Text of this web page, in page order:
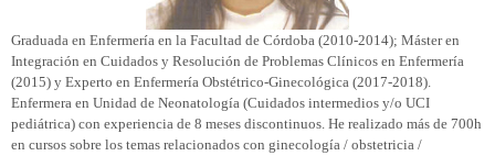
Graduada en Enfermería en la Facultad de Córdoba (2010-2014); Máster en
Integración en Cuidados y Resolución de Problemas Clínicos en Enfermería
(2015) y Experto en Enfermería Obstétrico-Ginecológica (2017-2018).
Enfermera en Unidad de Neonatología (Cuidados intermedios y/o UCI
pediátrica) con experiencia de 8 meses discontinuos. He realizado más de 700h
en cursos sobre los temas relacionados con ginecología / obstetricia /